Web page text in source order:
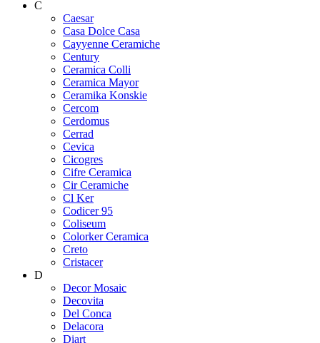
C
Caesar
Casa Dolce Casa
Cayyenne Ceramiche
Century
Ceramica Colli
Ceramica Mayor
Ceramika Konskie
Cercom
Cerdomus
Cerrad
Cevica
Cicogres
Cifre Ceramica
Cir Ceramiche
Cl Ker
Codicer 95
Coliseum
Colorker Ceramica
Creto
Cristacer
D
Decor Mosaic
Decovita
Del Conca
Delacora
Diart